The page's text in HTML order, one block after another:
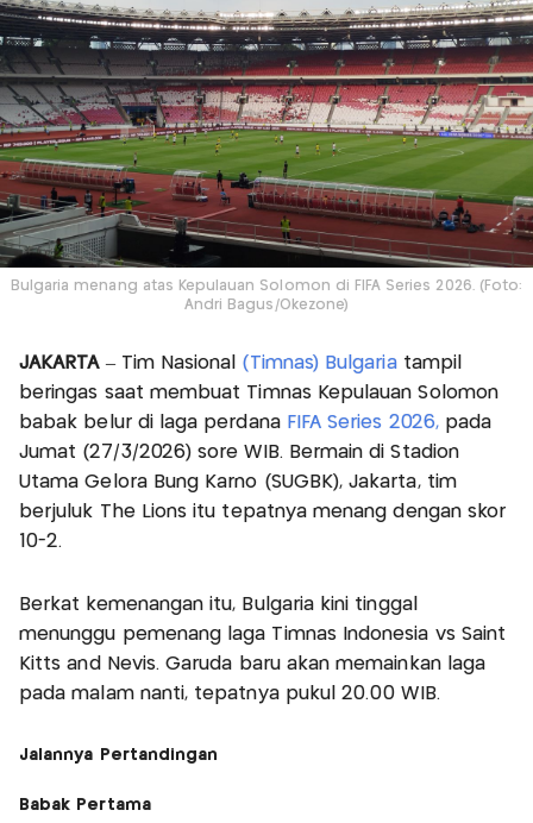
Bulgaria menang atas Kepulauan Solomon di FIFA Series 2026. (Foto:
Andri Bagus/Okezone)
JAKARTA– Tim Nasional (Timnas) Bulgariatampil
beringas saat membuat Timnas Kepulauan Solomon
babak belur di laga perdana FIFA Series 2026,pada
Jumat (27/3/2026) sore WIB. Bermain di Stadion
Utama Gelora Bung Karno (SUGBK), Jakarta, tim
berjuluk The Lions itu tepatnya menang dengan skor
10-2.
Berkat kemenangan itu, Bulgaria kini tinggal
menunggu pemenang laga Timnas Indonesia vs Saint
Kitts and Nevis. Garuda baru akan memainkan laga
pada malam nanti, tepatnya pukul 20.00 WIB.
Jalannya Pertandingan
Babak Pertama